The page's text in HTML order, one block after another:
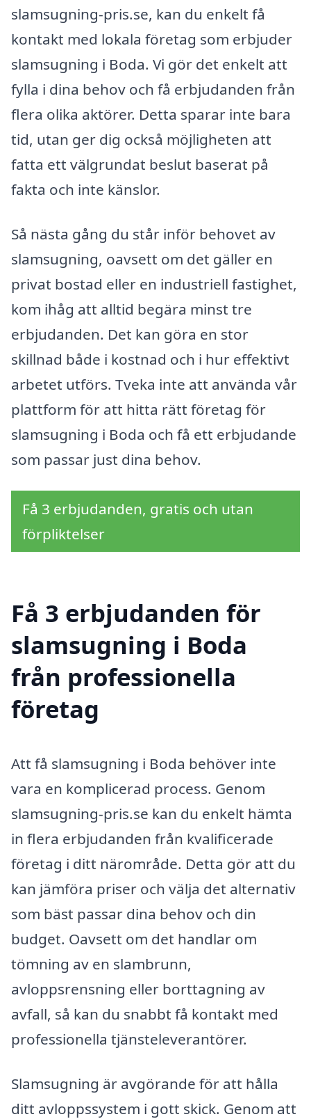
slamsugning-pris.se, kan du enkelt få
kontakt med lokala företag som erbjuder
slamsugning i Boda. Vi gör det enkelt att
fylla i dina behov och få erbjudanden från
flera olika aktörer. Detta sparar inte bara
tid, utan ger dig också möjligheten att
fatta ett välgrundat beslut baserat på
fakta och inte känslor.
Så nästa gång du står inför behovet av
slamsugning, oavsett om det gäller en
privat bostad eller en industriell fastighet,
kom ihåg att alltid begära minst tre
erbjudanden. Det kan göra en stor
skillnad både i kostnad och i hur effektivt
arbetet utförs. Tveka inte att använda vår
plattform för att hitta rätt företag för
slamsugning i Boda och få ett erbjudande
som passar just dina behov.
Få 3 erbjudanden, gratis och utan
förpliktelser
Få 3 erbjudanden för
slamsugning i Boda
från professionella
företag
Att få slamsugning i Boda behöver inte
vara en komplicerad process. Genom
slamsugning-pris.se kan du enkelt hämta
in flera erbjudanden från kvalificerade
företag i ditt närområde. Detta gör att du
kan jämföra priser och välja det alternativ
som bäst passar dina behov och din
budget. Oavsett om det handlar om
tömning av en slambrunn,
avloppsrensning eller borttagning av
avfall, så kan du snabbt få kontakt med
professionella tjänsteleverantörer.
Slamsugning är avgörande för att hålla
ditt avloppssystem i gott skick. Genom att